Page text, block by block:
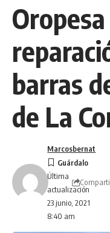
barras
de La
Última
actualización
23 junio, 2021
8:40 am
Marcosbernat